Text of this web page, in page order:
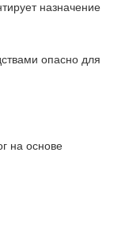
назначение
опасно для
на основе